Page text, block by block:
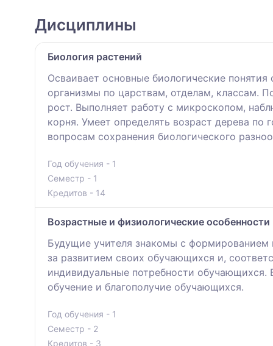
Дисциплины
Биология растений
Осваивает основные биологические
организмы по царствам, отделам, классам.
рост. Выполняет работу с микроскопом,
корня. Умеет определять возраст дерева
вопросам сохранения биологического
Год обучения - 1
Семестр - 1
Кредитов - 14
Возрастные и физиологические особенности
Будущие учителя знакомы с формированием
за развитием своих обучающихся и,
индивидуальные потребности
обучение и благополучие обучающихся.
Год обучения - 1
Семестр - 2
Кредитов - 3